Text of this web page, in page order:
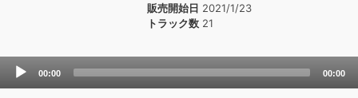
販売開始日 2021/1/23
トラック数 21
Audio
00:00 00:00